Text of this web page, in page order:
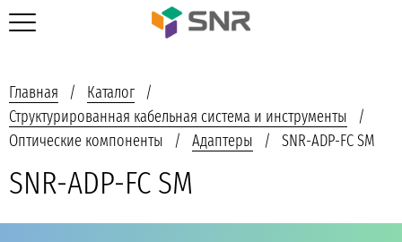
Главная
Каталог
Структурированная кабельная система и инструменты
Оптические компоненты
Адаптеры SNR-ADP-FC SM
SNR-ADP-FC SM